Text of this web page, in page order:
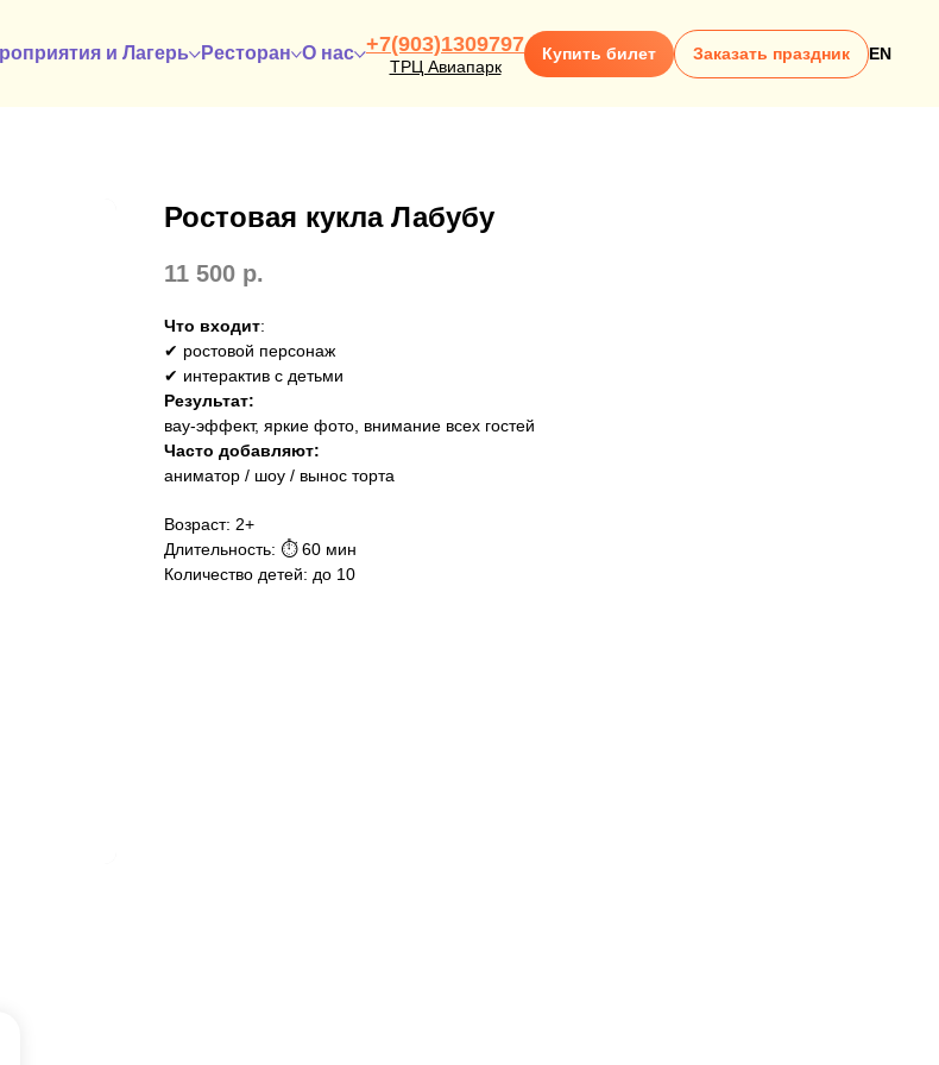
и Лагерь Ресторан О нас +7(903)1309797
ТРЦ Авиапарк
Купить билет Заказать праздник EN
Ростовая кукла Лабубу
11 500 р.
Что входит:
✔ ростовой персонаж
✔ интерактив с детьми
Результат:
вау-эффект, яркие фото, внимание всех гостей
Часто добавляют:
аниматор / шоу / вынос торта
Возраст: 2+
Длительность: ⏱ 60 мин
Количество детей: до 10